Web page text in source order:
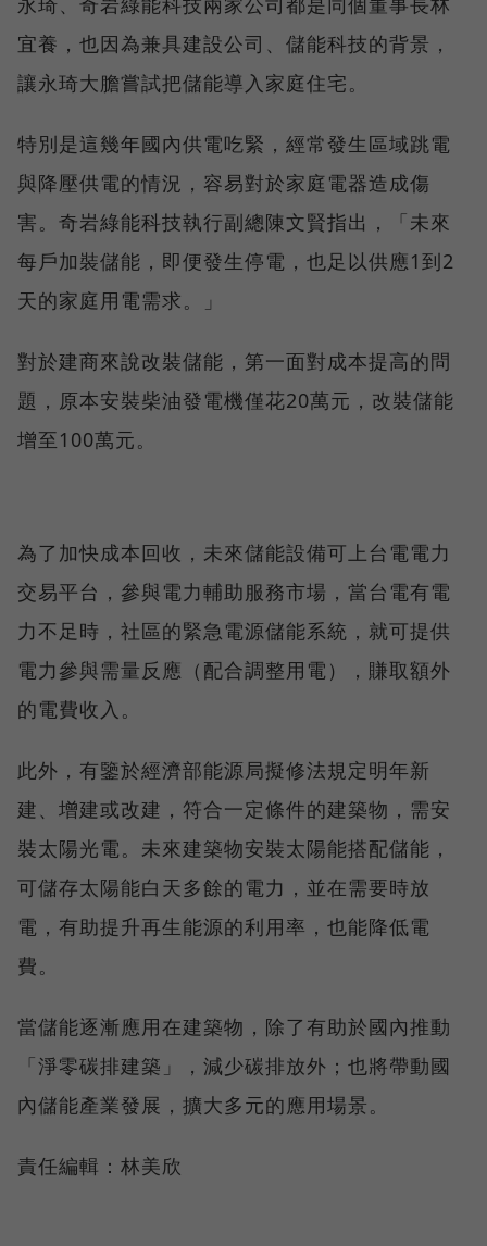
宜養，也因為兼具建設公司、儲能科技的背景，
讓永琦大膽嘗試把儲能導入家庭住宅。
特別是這幾年國內供電吃緊，經常發生區域跳電
與降壓供電的情況，容易對於家庭電器造成傷
害。奇岩綠能科技執行副總陳文賢指出，「未來
每戶加裝儲能，即便發生停電，也足以供應1到2
天的家庭用電需求。」
對於建商來說改裝儲能，第一面對成本提高的問
題，原本安裝柴油發電機僅花20萬元，改裝儲能
增至100萬元。
為了加快成本回收，未來儲能設備可上台電電力
交易平台，參與電力輔助服務市場，當台電有電
力不足時，社區的緊急電源儲能系統，就可提供
電力參與需量反應（配合調整用電），賺取額外
的電費收入。
此外，有鑒於經濟部能源局擬修法規定明年新
建、增建或改建，符合一定條件的建築物，需安
裝太陽光電。未來建築物安裝太陽能搭配儲能，
可儲存太陽能白天多餘的電力，並在需要時放
電，有助提升再生能源的利用率，也能降低電
費。
當儲能逐漸應用在建築物，除了有助於國內推動
「淨零碳排建築」，減少碳排放外；也將帶動國
內儲能產業發展，擴大多元的應用場景。
責任編輯：林美欣